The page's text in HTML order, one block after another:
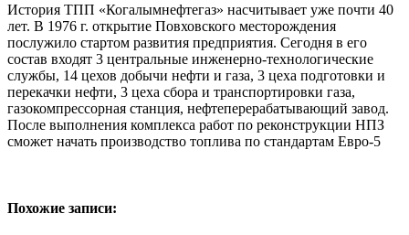
История ТПП «Когалымнефтегаз» насчитывает уже почти 40
лет. В 1976 г. открытие Повховского месторождения
послужило стартом развития предприятия. Сегодня в его
состав входят 3 центральные инженерно-технологические
службы, 14 цехов добычи нефти и газа, 3 цеха подготовки и
перекачки нефти, 3 цеха сбора и транспортировки газа,
газокомпрессорная станция, нефтеперерабатывающий завод.
После выполнения комплекса работ по реконструкции НПЗ
сможет начать производство топлива по стандартам Евро-5
Похожие записи: